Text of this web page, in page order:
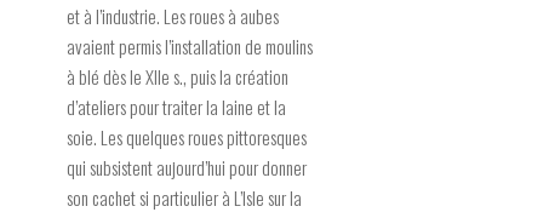
et à l’industrie. Les roues à aubes
avaient permis l’installation de moulins
à blé dès le XIIe s., puis la création
d’ateliers pour traiter la laine et la
soie. Les quelques roues pittoresques
qui subsistent aujourd’hui pour donner
son cachet si particulier à L’Isle sur la